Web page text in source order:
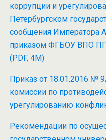
коррупции и
Петербургском
сообщения Императора
приказом ФГБОУ ВПО
(PDF, 4M)
Приказ от 18.01.2016 №
комиссии по
урегулированию
Рекомендации по